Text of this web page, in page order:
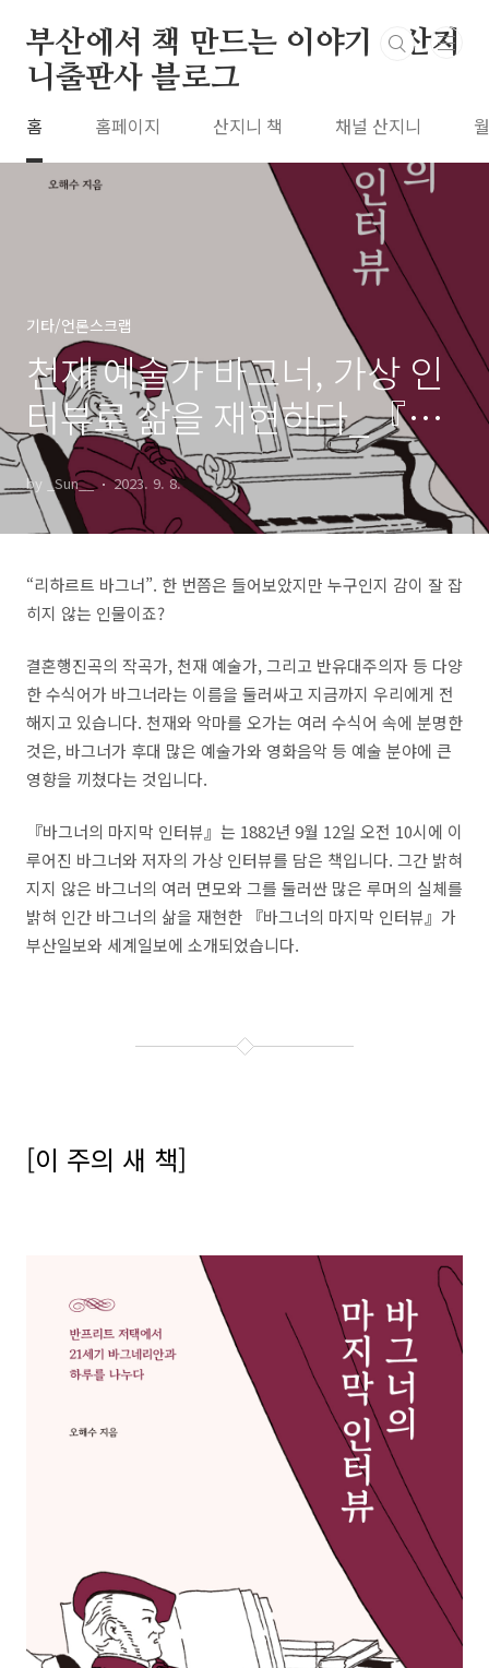
부산에서 책 만드는 이야기 : 산지
니출판사 블로그
홈 홈페이지 산지니 책 채널 산지니
기타/언론스크랩
천재 예술가 바그너, 가상 인
터뷰로 삶을 재현하다_『바
그너의 마지막 인터뷰』부산
일보, 세계일보, 국제신문 언
론 소개
by _Sun__ 2023. 9. 8.
“리하르트 바그너”. 한 번쯤은 들어보았지만 누구인지 감이 잘 잡
히지 않는 인물이죠?
결혼행진곡의 작곡가, 천재 예술가, 그리고 반유대주의자 등 다양
한 수식어가 바그너라는 이름을 둘러싸고 지금까지 우리에게 전
해지고 있습니다. 천재와 악마를 오가는 여러 수식어 속에 분명한
것은, 바그너가 후대 많은 예술가와 영화음악 등 예술 분야에 큰
영향을 끼쳤다는 것입니다.
『바그너의 마지막 인터뷰』는 1882년 9월 12일 오전 10시에 이
루어진 바그너와 저자의 가상 인터뷰를 담은 책입니다. 그간 밝혀
지지 않은 바그너의 여러 면모와 그를 둘러싼 많은 루머의 실체를
밝혀 인간 바그너의 삶을 재현한 『바그너의 마지막 인터뷰』가
부산일보와 세계일보에 소개되었습니다.
[이 주의 새 책]